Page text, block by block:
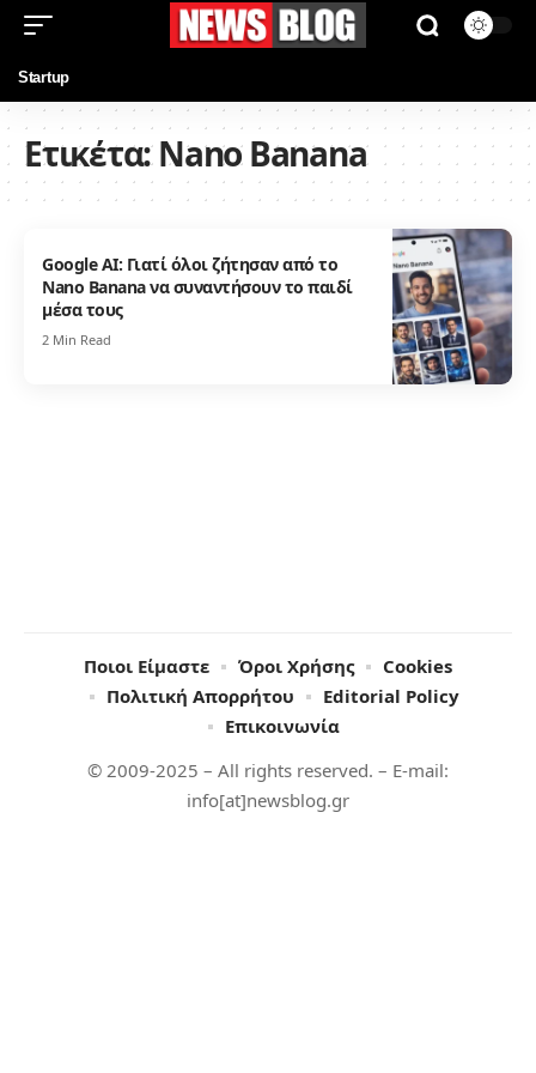
Startup
Ετικέτα:Nano Banana
Google AI: Γιατί όλοι ζήτησαν από το
Nano Banana να συναντήσουν το παιδί
μέσα τους
2 Min Read
© 2009-2025 – All rights reserved. – E-mail:
info[at]newsblog.gr
Ποιοι Είμαστε Όροι Χρήσης
Cookies
Πολιτική Απορρήτου
Editorial Policy
Επικοινωνία